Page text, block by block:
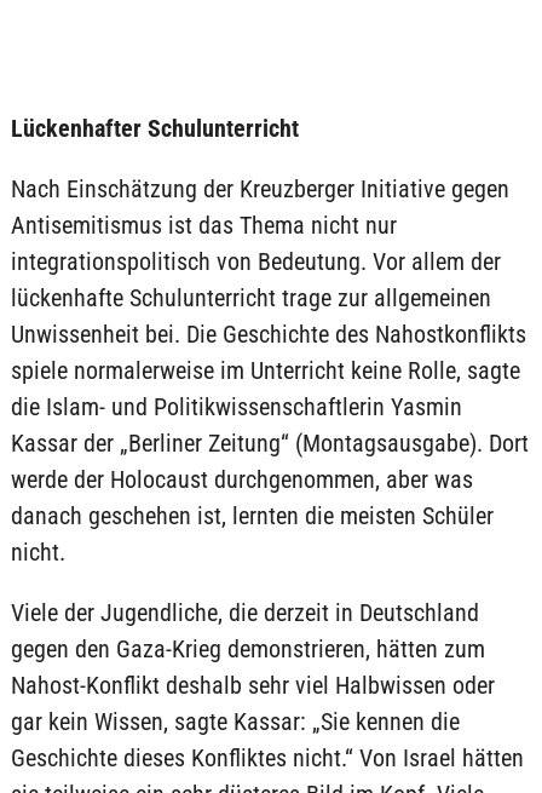
Lückenhafter Schulunterricht
Nach Einschätzung der Kreuzberger Initiative gegen
Antisemitismus ist das Thema nicht nur
integrationspolitisch von Bedeutung. Vor allem der
lückenhafte Schulunterricht trage zur allgemeinen
Unwissenheit bei. Die Geschichte des Nahostkonflikts
spiele normalerweise im Unterricht keine Rolle, sagte
die Islam- und Politikwissenschaftlerin Yasmin
Kassar der „Berliner Zeitung“ (Montagsausgabe). Dort
werde der Holocaust durchgenommen, aber was
danach geschehen ist, lernten die meisten Schüler
nicht.
Viele der Jugendliche, die derzeit in Deutschland
gegen den Gaza-Krieg demonstrieren, hätten zum
Nahost-Konflikt deshalb sehr viel Halbwissen oder
gar kein Wissen, sagte Kassar: „Sie kennen die
Geschichte dieses Konfliktes nicht.“ Von Israel hätten